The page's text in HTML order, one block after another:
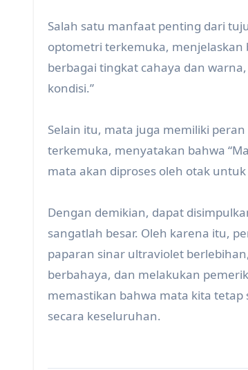
Salah satu manfaat penting dari
optometri terkemuka,
berbagai tingkat cahaya dan
kondisi.”
Selain itu, mata juga memiliki
terkemuka, menyatakan bahwa
mata akan diproses oleh otak
Dengan demikian, dapat
sangatlah besar. Oleh karena itu,
paparan sinar ultraviolet
berbahaya, dan melakukan
memastikan bahwa mata kita
secara keseluruhan.